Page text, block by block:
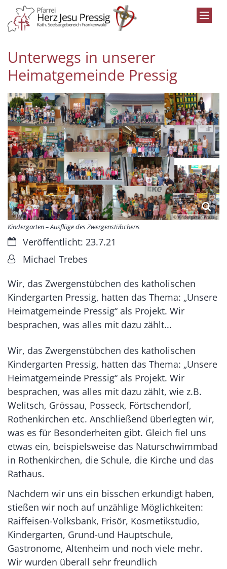
Zum Inhalt springen
Unterwegs in unserer
Heimatgemeinde Pressig
© Kindergarten Pressig
Kindergarten – Ausflüge des Zwergenstübchens
Datum:Veröffentlicht: 23.7.21
Von:Michael Trebes
Wir, das Zwergenstübchen des katholischen
Kindergarten Pressig, hatten das Thema: „Unsere
Heimatgemeinde Pressig“ als Projekt. Wir
besprachen, was alles mit dazu zählt...
Wir, das Zwergenstübchen des katholischen
Kindergarten Pressig, hatten das Thema: „Unsere
Heimatgemeinde Pressig“ als Projekt. Wir
besprachen, was alles mit dazu zählt, wie z.B.
Welitsch, Grössau, Posseck, Förtschendorf,
Rothenkirchen etc. Anschließend überlegten wir,
was es für Besonderheiten gibt. Gleich fiel uns
etwas ein, beispielsweise das Naturschwimmbad
in Rothenkirchen, die Schule, die Kirche und das
Rathaus.
Nachdem wir uns ein bisschen erkundigt haben,
stießen wir noch auf unzählige Möglichkeiten:
Raiffeisen-Volksbank, Frisör, Kosmetikstudio,
Kindergarten, Grund-und Hauptschule,
Gastronome, Altenheim und noch viele mehr.
Wir wurden überall sehr freundlich